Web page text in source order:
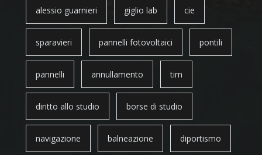
alessio guarnieri giglio lab cie
sparavieri pannelli fotovoltaici pontili
pannelli annullamento tim
diritto allo studio borse di studio
navigazione balneazione diportismo